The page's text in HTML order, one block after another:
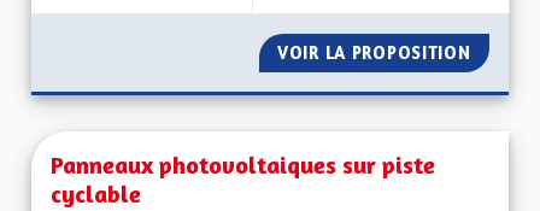
VOIR LA PROPOSITION
Panneaux photovoltaiques sur piste
cyclable